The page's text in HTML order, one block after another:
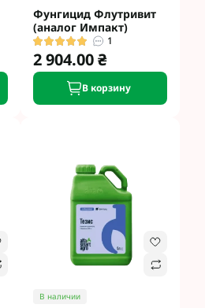
Фунгицид Флутривит
(аналог Импакт)
1
2 904.00 ₴
В корзину
В наличии